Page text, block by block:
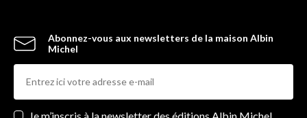
Abonnez-vous aux newsletters de la maison Albin
Michel